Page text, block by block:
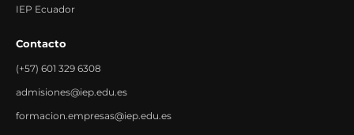
IEP Ecuador
Contacto
(+57) 601 329 6308
admisiones@iep.edu.es
formacion.empresas@iep.edu.es